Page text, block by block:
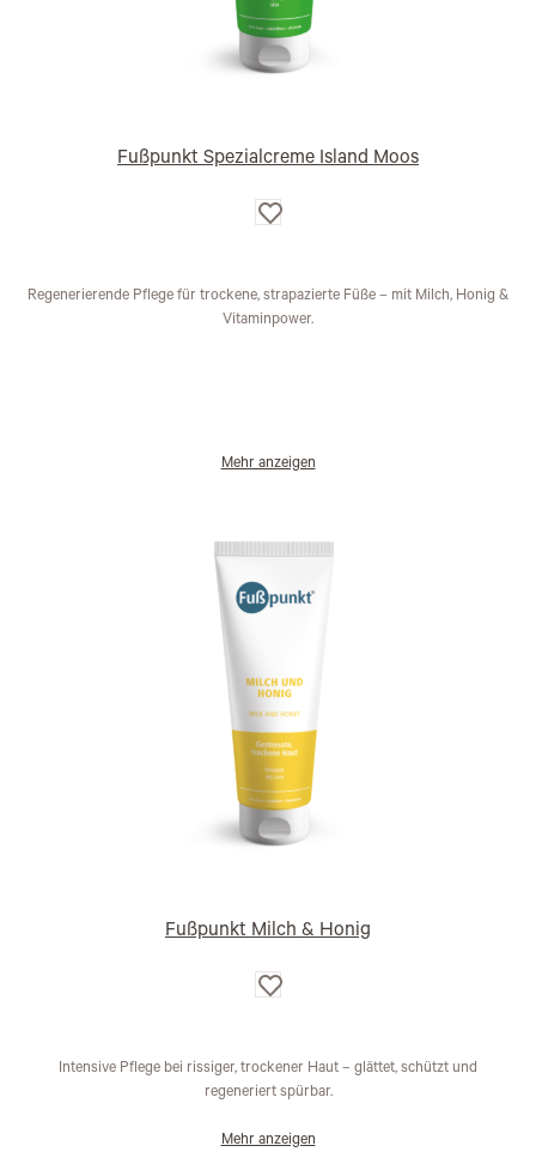
Fußpunkt Spezialcreme Island Moos
Auf
die
Regenerierende Pflege für trockene, strapazierte Füße – mit Milch, Honig &
Vitaminpower.
Mehr anzeigen
Fußpunkt Milch & Honig
Auf
die
Intensive Pflege bei rissiger, trockener Haut – glättet, schützt und
regeneriert spürbar.
Mehr anzeigen